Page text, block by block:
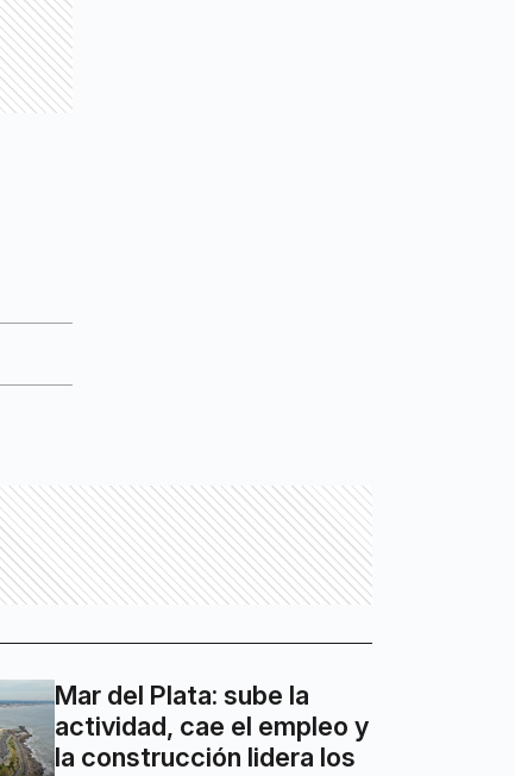
Mar del Plata: sube la
actividad, cae el empleo y
la construcción lidera los